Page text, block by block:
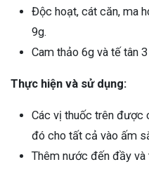
Độc hoạt, cát căn, ma
9g.
Cam thảo 6g và tế tân 3
Thực hiện và sử dụng:
Các vị thuốc trên được
đó cho tất cả vào ấm
Thêm nước đến đầy và